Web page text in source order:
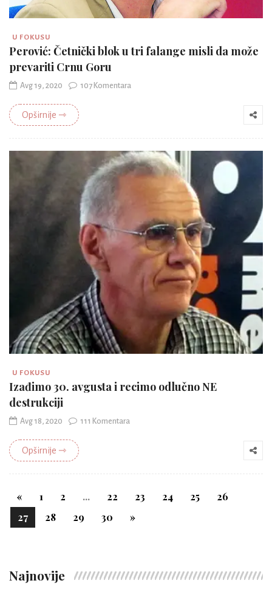
U FOKUSU
Perović: Četnički blok u tri falange misli da može
prevariti Crnu Goru
Avg 19, 2020 107 Komentara
Opširnije ⇾
U FOKUSU
Izađimo 30. avgusta i recimo odlučno NE
destrukciji
Avg 18, 2020 111 Komentara
Opširnije ⇾
« 1 2 ... 22 23 24 25
26
27
28 29 30 »
Najnovije